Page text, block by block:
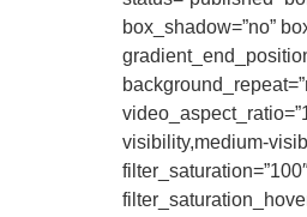
box_shadow=”no”
visibility,medium-